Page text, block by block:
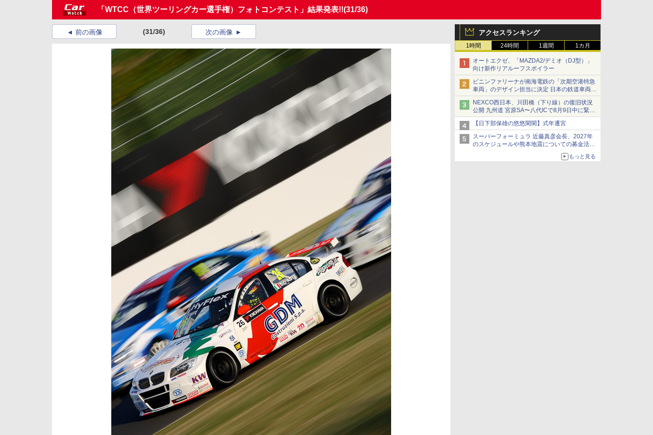
「WTCC（世界ツーリングカー選手権）フォトコンテスト」結果発表!!(31/36)
アクセスランキング
1時間 24時間 1週間 1カ月
オートエクゼ、「MAZDA2/デミオ（DJ型）」
向け新作リアルーフスポイラー
ピニンファリーナが南海電鉄の「次期空港特急
車両」のデザイン担当に決定 日本の鉄道車両デ
ザインは初
NEXCO西日本、川田橋（下り線）の復旧状況
公開 九州道 宮原SA〜八代ICで8月9日中に緊急
車両を通行可能に
【日下部保雄の悠悠閑閑】式年遷宮
スーパーフォーミュラ 近藤真彦会長、2027年
のスケジュールや熊本地震についての募金活動
もっと見る
前の画像 (31/36) 次の画像